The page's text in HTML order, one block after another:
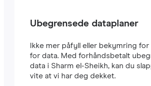
Ubegrensede dataplaner
Ikke mer påfyll eller bekymring for
for data. Med forhåndsbetalt
data i Sharm el-Sheikh, kan du
vite at vi har deg dekket.